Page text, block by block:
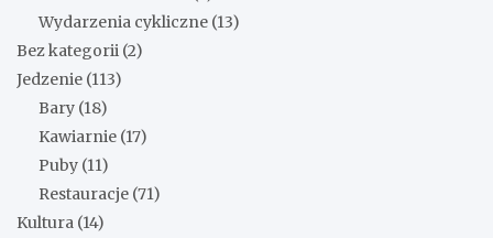
Wydarzenia cykliczne (13)
Bez kategorii (2)
Jedzenie (113)
Bary (18)
Kawiarnie (17)
Puby (11)
Restauracje (71)
Kultura (14)